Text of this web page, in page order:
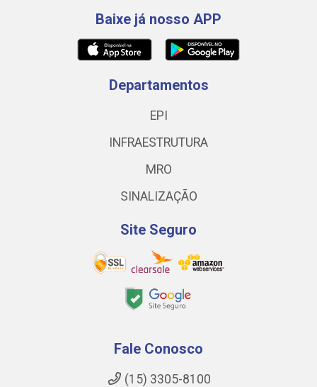
Baixe já nosso APP
Departamentos
EPI
INFRAESTRUTURA
MRO
SINALIZAÇÃO
Site Seguro
Fale Conosco
(15) 3305-8100